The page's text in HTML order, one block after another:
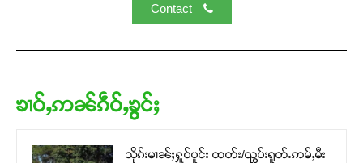
Contact
ၶၢဝ်ႇဢၼ်ၵဵဝ်ႇၶွင်ႈ
သိုၵ်းမၢၼ်ႈႁူဝ်ပူင်း ထတ်း/ၺွပ်းရူတ်ႉဢမ်ႇမီး